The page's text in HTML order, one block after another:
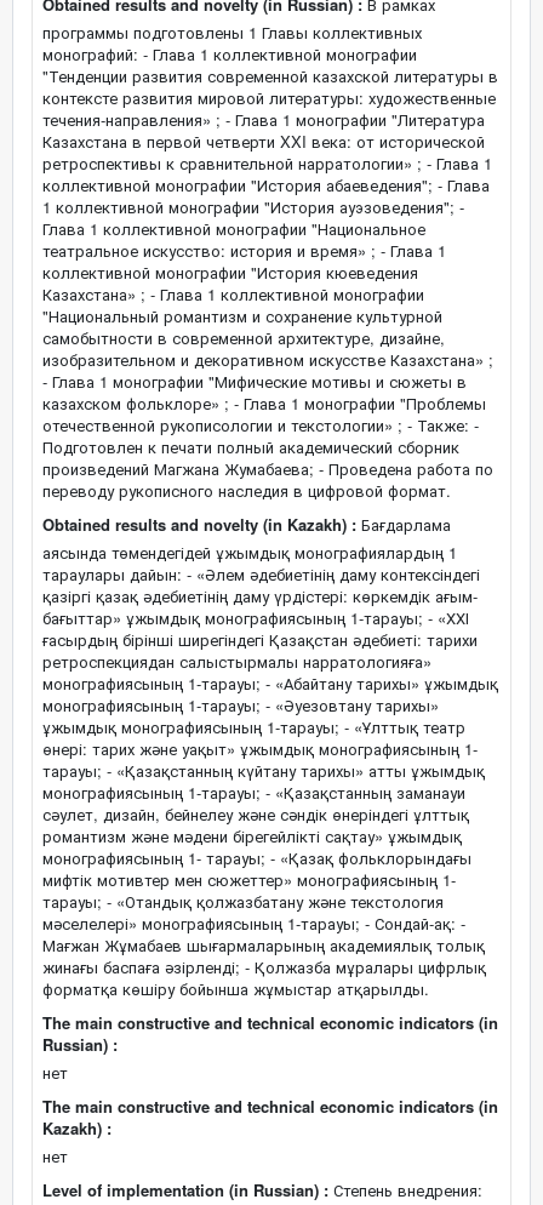
программы подготовлены 1 Главы коллективных
монографий: - Глава 1 коллективной монографии
"Тенденции развития современной казахской литературы в
контексте развития мировой литературы: художественные
течения-направления» ; - Глава 1 монографии "Литература
Казахстана в первой четверти XXI века: от исторической
ретроспективы к сравнительной нарратологии» ; - Глава 1
коллективной монографии "История абаеведения"; - Глава
1 коллективной монографии "История ауэзоведения"; -
Глава 1 коллективной монографии "Национальное
театральное искусство: история и время» ; - Глава 1
коллективной монографии "История кюеведения
Казахстана» ; - Глава 1 коллективной монографии
"Национальный романтизм и сохранение культурной
самобытности в современной архитектуре, дизайне,
изобразительном и декоративном искусстве Казахстана» ;
- Глава 1 монографии "Мифические мотивы и сюжеты в
казахском фольклоре» ; - Глава 1 монографии "Проблемы
отечественной рукописологии и текстологии» ; - Также: -
Подготовлен к печати полный академический сборник
произведений Магжана Жумабаева; - Проведена работа по
переводу рукописного наследия в цифровой формат.
Obtained results and novelty (in Kazakh) : Бағдарлама
аясында төмендегідей ұжымдық монографиялардың 1
тараулары дайын: - «Әлем әдебиетінің даму контексіндегі
қазіргі қазақ әдебиетінің даму үрдістері: көркемдік ағым-
бағыттар» ұжымдық монографиясының 1-тарауы; - «ХХІ
ғасырдың бірінші ширегіндегі Қазақстан әдебиеті: тарихи
ретроспекциядан салыстырмалы нарратологияға»
монографиясының 1-тарауы; - «Абайтану тарихы» ұжымдық
монографиясының 1-тарауы; - «Әуезовтану тарихы»
ұжымдық монографиясының 1-тарауы; - «Ұлттық театр
өнері: тарих және уақыт» ұжымдық монографиясының 1-
тарауы; - «Қазақстанның күйтану тарихы» атты ұжымдық
монографиясының 1-тарауы; - «Қазақстанның заманауи
сәулет, дизайн, бейнелеу және сәндік өнеріндегі ұлттық
романтизм және мәдени бірегейлікті сақтау» ұжымдық
монографиясының 1- тарауы; - «Қазақ фольклорындағы
мифтік мотивтер мен сюжеттер» монографиясының 1-
тарауы; - «Отандық қолжазбатану және текстология
мәселелері» монографиясының 1-тарауы; - Сондай-ақ: -
Мағжан Жұмабаев шығармаларының академиялық толық
жинағы баспаға әзірленді; - Қолжазба мұралары цифрлық
форматқа көшіру бойынша жұмыстар атқарылды.
The main constructive and technical economic indicators (in
Russian) :
нет
The main constructive and technical economic indicators (in
Kazakh) :
нет
Level of implementation (in Russian) : Степень внедрения: